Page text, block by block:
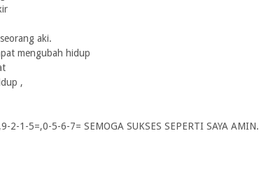
aki.
mengubah hidup
,
1-5=,0-5-6-7= SEMOGA SUKSES SEPERTI SAYA AMIN.